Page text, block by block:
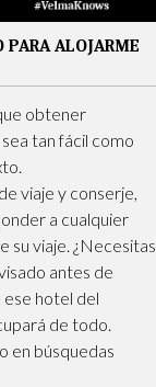
ALOJARME
obtener
tan fácil como
viaje y conserje,
a cualquier
su viaje. ¿Necesitas
antes de
ese hotel del
de todo.
en búsquedas